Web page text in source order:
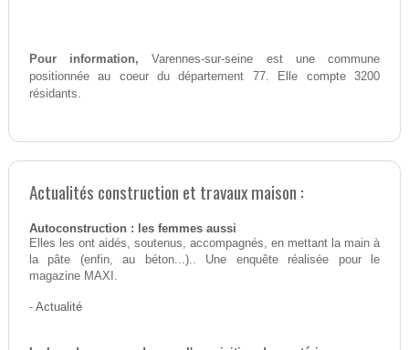
Pour information, Varennes-sur-seine est une commune
positionnée au coeur du département 77. Elle compte 3200
résidants.
Actualités construction et travaux maison :
Autoconstruction : les femmes aussi
Elles les ont aidés, soutenus, accompagnés, en mettant la main à
la pâte (enfin, au béton...).. Une enquête réalisée pour le
magazine MAXI.
- Actualité